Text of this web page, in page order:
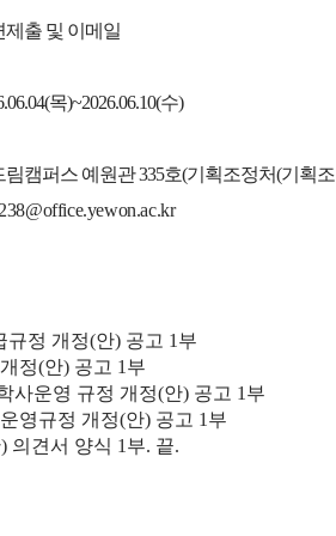
제출 및 이메일
목)~2026.06.10(수)
림캠퍼스 예원관 335호(기획조정처(기획
규정 개정(안) 공고 1부
정(안) 공고 1부
사운영 규정 개정(안) 공고 1부
영규정 개정(안) 공고 1부
의견서 양식 1부. 끝.